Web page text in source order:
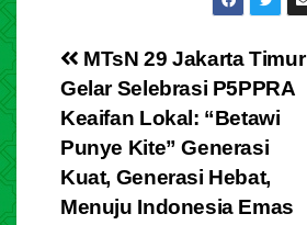
MTsN 29 Jakarta Timur
Gelar Selebrasi P5PPRA
Keaifan Lokal: “Betawi
Punye Kite” Generasi
Kuat, Generasi Hebat,
Menuju Indonesia Emas